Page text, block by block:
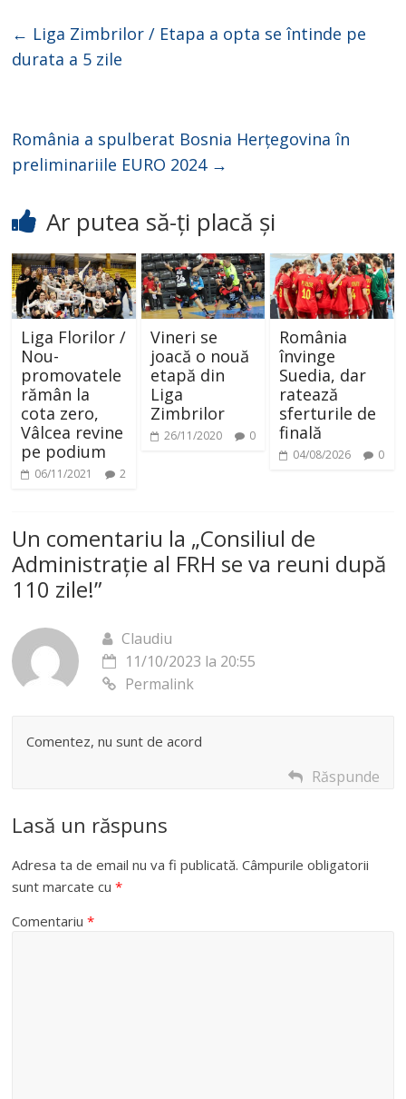
← Liga Zimbrilor / Etapa a opta se întinde pe
durata a 5 zile
România a spulberat Bosnia Herțegovina în
preliminariile EURO 2024 →
Ar putea să-ți placă și
Liga Florilor /
Nou-
promovatele
rămân la
cota zero,
Vâlcea revine
pe podium
06/11/2021 2
Vineri se
joacă o nouă
etapă din
Liga
Zimbrilor
26/11/2020 0
România
învinge
Suedia, dar
ratează
sferturile de
finală
04/08/2026 0
Un comentariu la „Consiliul de
Administrație al FRH se va reuni după
110 zile!”
Claudiu
11/10/2023 la 20:55
Permalink
Comentez, nu sunt de acord
Răspunde
Lasă un răspuns
Adresa ta de email nu va fi publicată. Câmpurile obligatorii
sunt marcate cu*
Comentariu*